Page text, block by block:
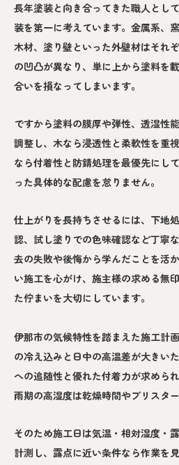
長年塗装と向き合ってきた職人とし
装を第一に考えています。金属系、
木材、塗り壁といった外壁材はそれ
の凹凸が異なり、単に上から塗料を
合いを損なってしまいます。
ですから塗料の膜厚や弾性、透湿性
調整し、木なら浸透性と柔軟性を重
なら付着性と防錆処理を最優先にし
った具体的な配慮を怠りません。
仕上がりを長持ちさせるには、下地
認、試し塗りでの色味確認など丁寧
去の失敗や後悔から学んだことを活
い施工を心がけ、施主様の求める無
た佇まいを大切にしています。
伊那市の気候特性を踏まえた施工計
の冷え込みと日中の高温差が大きい
への追随性と優れた付着力が求めら
雨期の高湿度は乾燥時間やブリスタ
そのため施工日は気温・相対湿度・
計測し、露点に近い条件なら作業を